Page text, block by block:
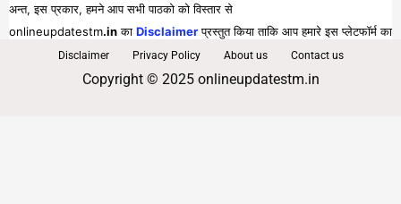
अन्त, इस प्रकार, हमने आप सभी पाठको को विस्तार से
onlineupdatestm.inका Disclaimerप्रस्तुत किया ताकि आप हमारे इस प्लेटफॉर्म का
पूरा व भरपूर लाभ प्राप्त कर सकें।
Disclaimer Privacy Policy About us Contact us
Copyright © 2025 onlineupdatestm.in